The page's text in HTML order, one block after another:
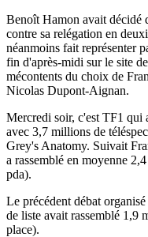
Benoît Hamon avait décidé
contre sa relégation en
néanmoins fait représenter
fin d'après-midi sur le site
mécontents du choix de
Nicolas Dupont-Aignan.
Mercredi soir, c'est TF1 qui
avec 3,7 millions de
Grey's Anatomy. Suivait
a rassemblé en moyenne
pda).
Le précédent débat
de liste avait rassemblé 1,9
place).